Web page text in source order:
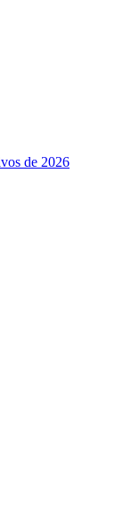
de 2026